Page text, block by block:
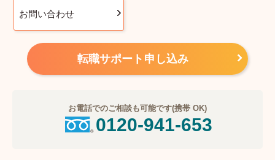
お問い合わせ
転職サポート申し込み
お電話でのご相談も可能です(携帯 OK)
0120-941-653